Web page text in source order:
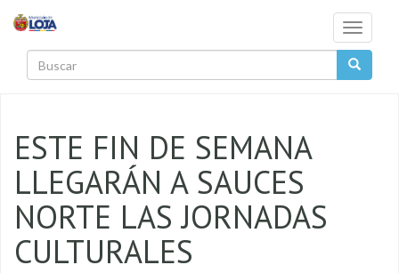
Toggle
ESTE FIN DE SEMANA
LLEGARÁN A SAUCES
NORTE LAS JORNADAS
CULTURALES